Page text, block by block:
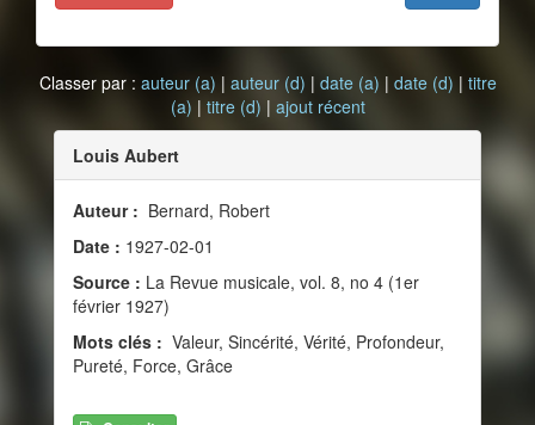
Classer par : auteur (a) | auteur (d) | date (a) | date (d) | titre
(a) | titre (d) | ajout récent
Louis Aubert
Auteur : Bernard, Robert
Date : 1927-02-01
Source : La Revue musicale, vol. 8, no 4 (1er
février 1927)
Mots clés : Valeur, Sincérité, Vérité, Profondeur,
Pureté, Force, Grâce